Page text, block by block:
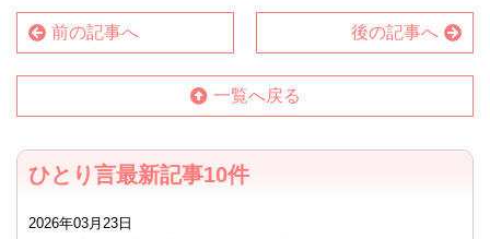
前の記事へ 後の記事へ
一覧へ戻る
ひとり言最新記事10件
2026年03月23日